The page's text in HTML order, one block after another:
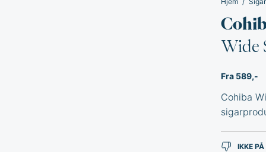
Wide
Fra 589,-
Cohiba
IKKE